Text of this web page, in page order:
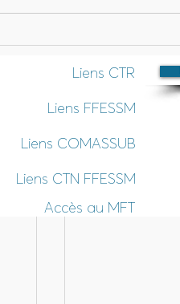
Liens CTR
Liens FFESSM
Liens COMASSUB
Liens CTN FFESSM
Accès au MFT